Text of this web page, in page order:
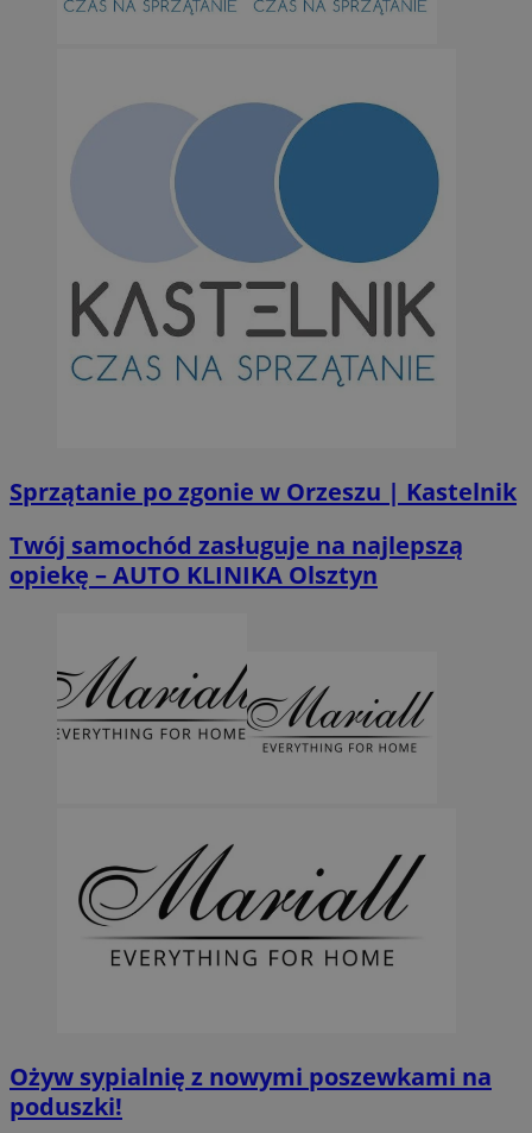
Sprzątanie po zgonie w Orzeszu | Kastelnik
Twój samochód zasługuje na najlepszą
opiekę – AUTO KLINIKA Olsztyn
Ożyw sypialnię z nowymi poszewkami na
poduszki!